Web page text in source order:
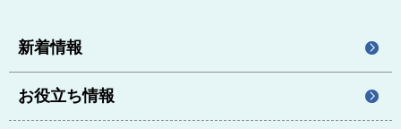
新着情報
お役立ち情報